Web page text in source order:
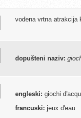
vodena vrtna atrakcija
dopušteni naziv:
engleski: giochi
francuski: jeux d'eau